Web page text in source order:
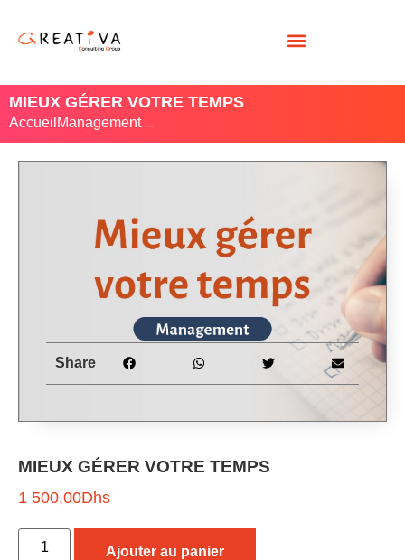
MIEUX GÉRER VOTRE TEMPS
Accueil Management
MIEUX GÉRER VOTRE TEMPS
1 500,00Dhs
Ajouter au panier
Share